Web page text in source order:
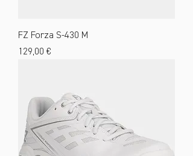
FZ Forza S-430 M
Preis
129,00 €